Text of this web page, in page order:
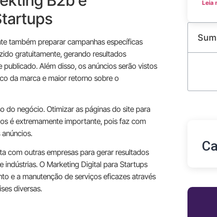
também preparar campanhas específicas
gratuitamente, gerando resultados
Além disso, os anúncios serão vistos
da marca e maior retorno sobre o
do negócio. Otimizar as páginas do site para
é extremamente importante, pois faz com
com outras empresas para gerar resultados
indústrias. O Marketing Digital para Startups
e a manutenção de serviços eficazes através
diversas.
Leia